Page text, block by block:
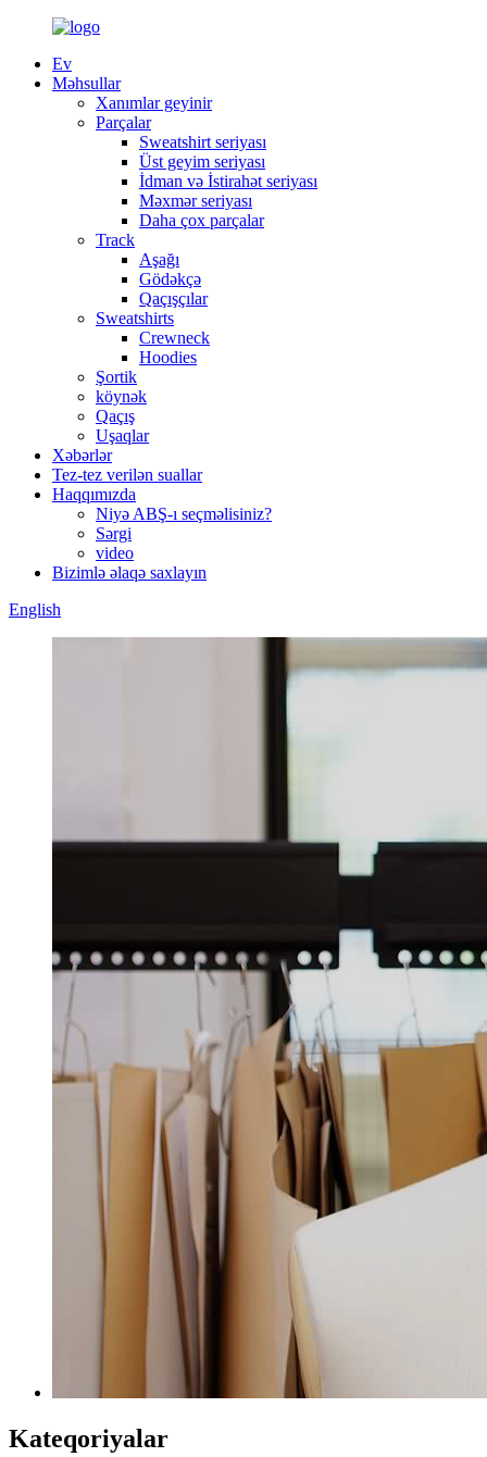
Ev
Məhsullar
Xanımlar geyinir
Parçalar
Sweatshirt seriyası
Üst geyim seriyası
İdman və İstirahət seriyası
Məxmər seriyası
Daha çox parçalar
Track
Aşağı
Gödəkçə
Qaçışçılar
Sweatshirts
Crewneck
Hoodies
Şortik
köynək
Qaçış
Uşaqlar
Xəbərlər
Tez-tez verilən suallar
Haqqımızda
Niyə ABŞ-ı seçməlisiniz?
Sərgi
video
Bizimlə əlaqə saxlayın
English
Kateqoriyalar